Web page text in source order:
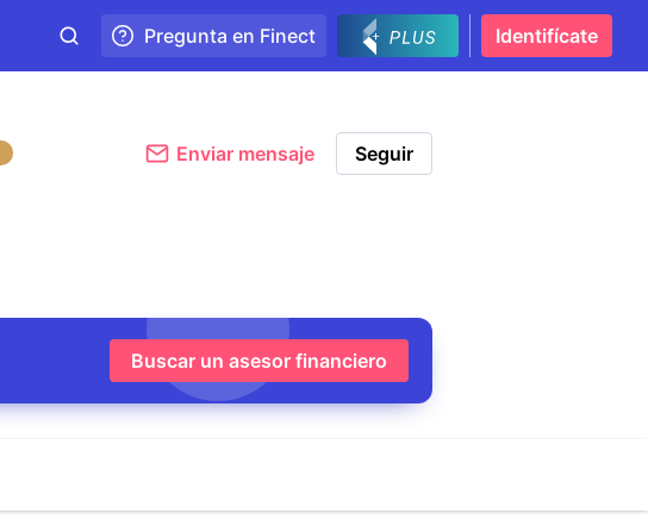
Pregunta en Finect Identifícate
Enviar mensaje Seguir
Buscar un asesor financiero